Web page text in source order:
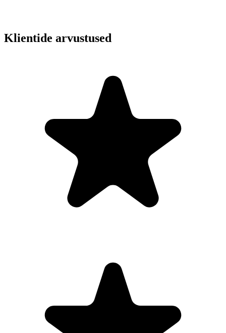
Klientide arvustused